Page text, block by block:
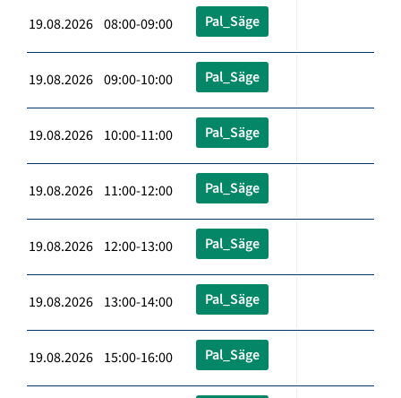
19.08.2026 08:00-09:00 Pal_Säge
19.08.2026 09:00-10:00 Pal_Säge
19.08.2026 10:00-11:00 Pal_Säge
19.08.2026 11:00-12:00 Pal_Säge
19.08.2026 12:00-13:00 Pal_Säge
19.08.2026 13:00-14:00 Pal_Säge
19.08.2026 15:00-16:00 Pal_Säge